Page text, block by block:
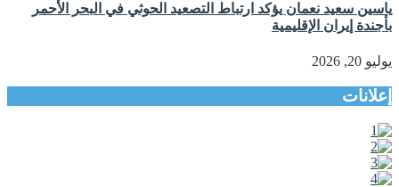
ياسين سعيد نعمان يؤكد ارتباط التصعيد الحوثي في البحر الأحمر
بأجندة إيران الإقليمية
يوليو 20, 2026
إعلانات